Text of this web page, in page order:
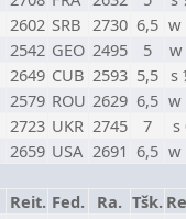
2602 SRB 2730 6,5 w
2542 GEO 2495 5
w
2649 CUB 2593 5,5 s
2579 ROU 2629 6,5 w
2723 UKR 2745 7
s
2659 USA 2691 6,5 w
Reit. Fed. Ra. Tšk.